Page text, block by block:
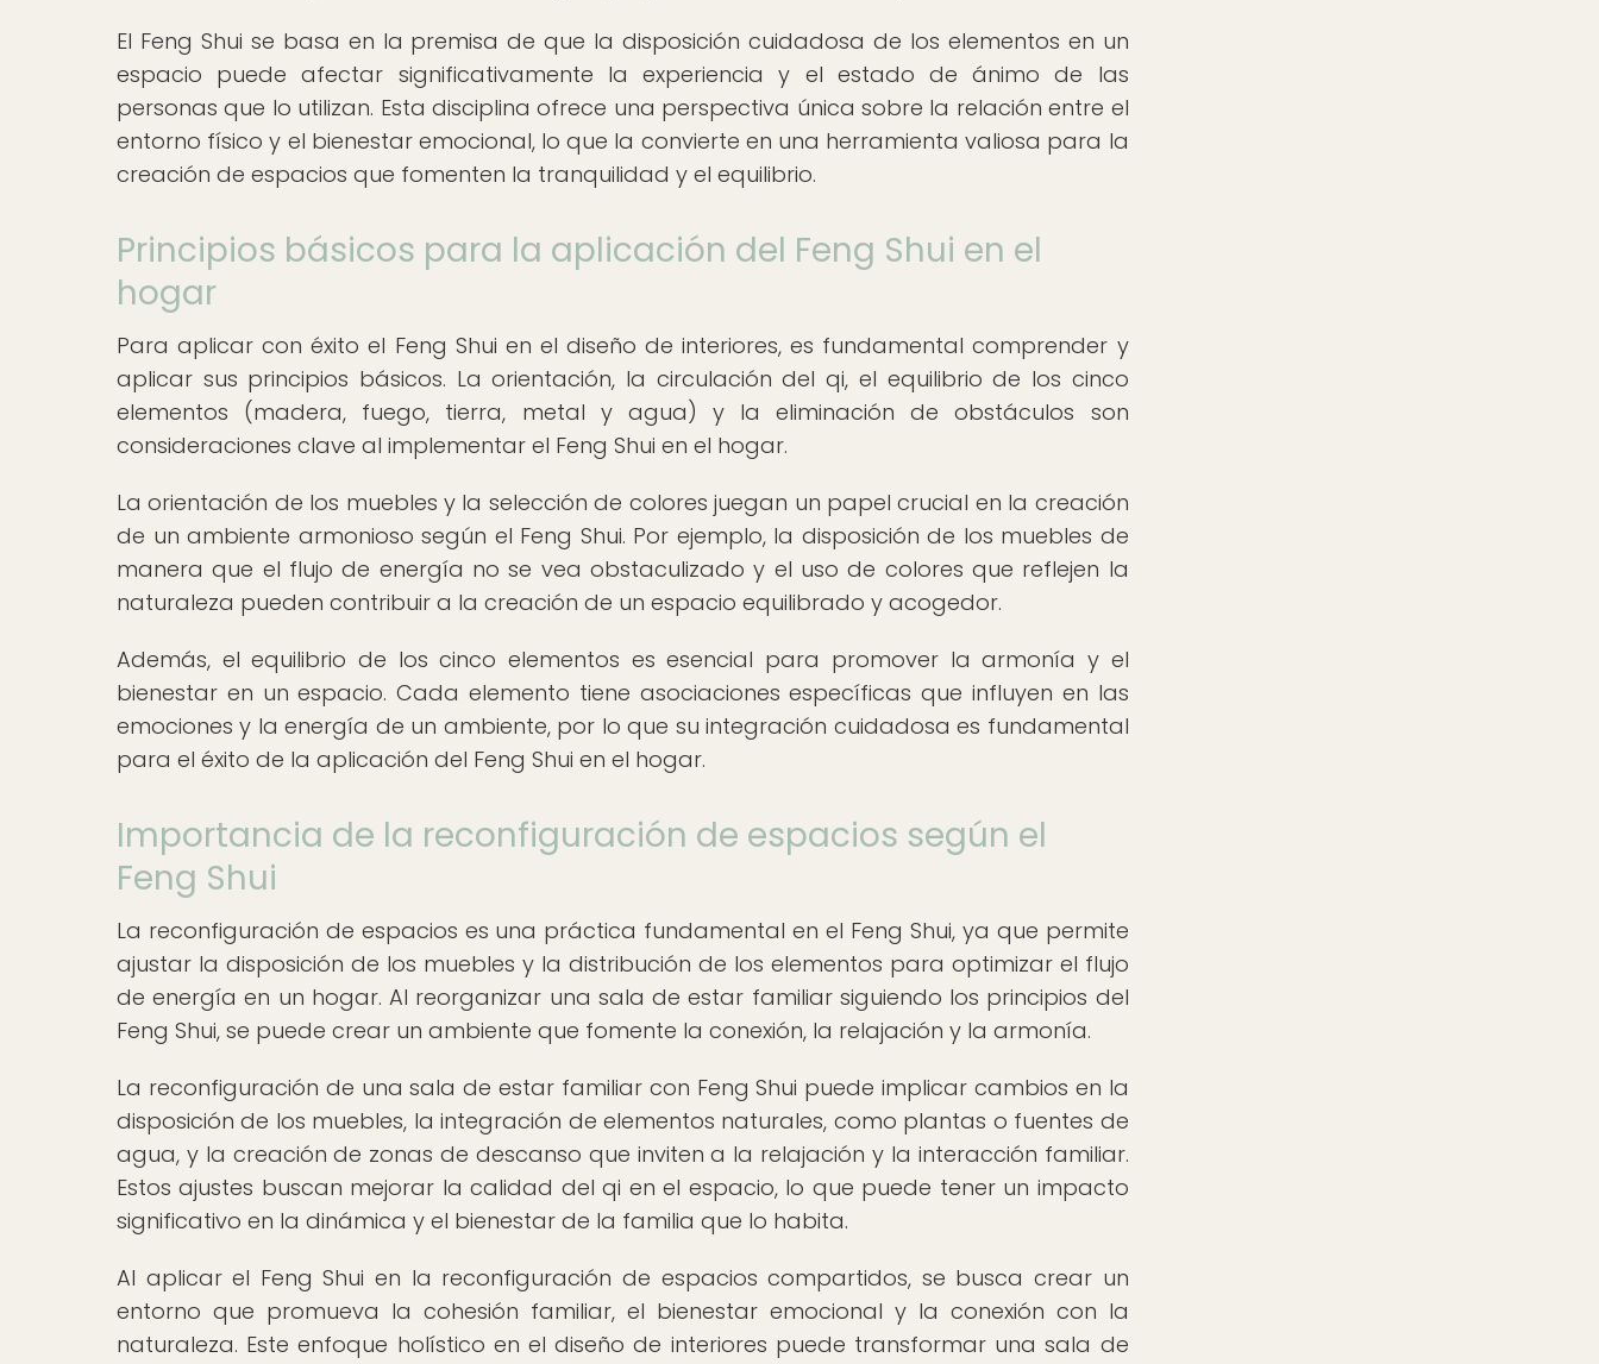
El Feng Shui se basa en la premisa de que la disposición cuidadosa de los elementos en un
espacio puede afectar significativamente la experiencia y el estado de ánimo de las
personas que lo utilizan. Esta disciplina ofrece una perspectiva única sobre la relación entre el
entorno físico y el bienestar emocional, lo que la convierte en una herramienta valiosa para la
creación de espacios que fomenten la tranquilidad y el equilibrio.
Principios básicos para la aplicación del Feng Shui en el
hogar
Para aplicar con éxito el Feng Shui en el diseño de interiores, es fundamental comprender y
aplicar sus principios básicos. La orientación, la circulación del qi, el equilibrio de los cinco
elementos (madera, fuego, tierra, metal y agua) y la eliminación de obstáculos son
consideraciones clave al implementar el Feng Shui en el hogar.
La orientación de los muebles y la selección de colores juegan un papel crucial en la creación
de un ambiente armonioso según el Feng Shui. Por ejemplo, la disposición de los muebles de
manera que el flujo de energía no se vea obstaculizado y el uso de colores que reflejen la
naturaleza pueden contribuir a la creación de un espacio equilibrado y acogedor.
Además, el equilibrio de los cinco elementos es esencial para promover la armonía y el
bienestar en un espacio. Cada elemento tiene asociaciones específicas que influyen en las
emociones y la energía de un ambiente, por lo que su integración cuidadosa es fundamental
para el éxito de la aplicación del Feng Shui en el hogar.
Importancia de la reconfiguración de espacios según el
Feng Shui
La reconfiguración de espacios es una práctica fundamental en el Feng Shui, ya que permite
ajustar la disposición de los muebles y la distribución de los elementos para optimizar el flujo
de energía en un hogar. Al reorganizar una sala de estar familiar siguiendo los principios del
Feng Shui, se puede crear un ambiente que fomente la conexión, la relajación y la armonía.
La reconfiguración de una sala de estar familiar con Feng Shui puede implicar cambios en la
disposición de los muebles, la integración de elementos naturales, como plantas o fuentes de
agua, y la creación de zonas de descanso que inviten a la relajación y la interacción familiar.
Estos ajustes buscan mejorar la calidad del qi en el espacio, lo que puede tener un impacto
significativo en la dinámica y el bienestar de la familia que lo habita.
Al aplicar el Feng Shui en la reconfiguración de espacios compartidos, se busca crear un
entorno que promueva la cohesión familiar, el bienestar emocional y la conexión con la
naturaleza. Este enfoque holístico en el diseño de interiores puede transformar una sala de